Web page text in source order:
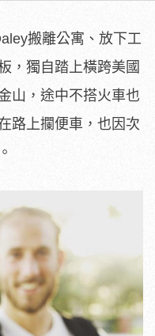
搬離公寓、放下工
，獨自踏上橫跨美國
山，途中不搭火車也
路上攔便車，也因次